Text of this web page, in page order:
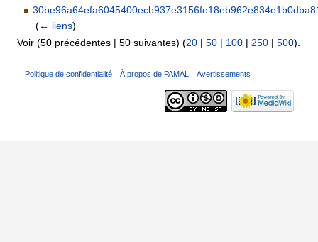
‎(← liens)
Voir (50 précédentes | 50 suivantes) (20 | 50 | 100 | 250 | 500).
Politique de confidentialité À propos de PAMAL Avertissements